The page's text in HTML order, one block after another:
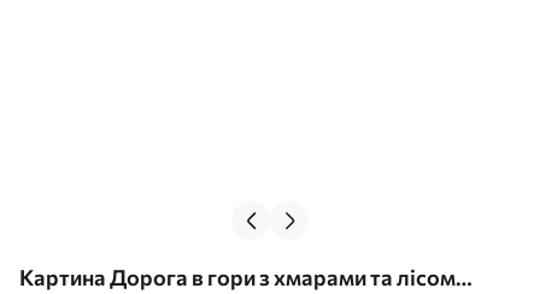
Картина Дорога в гори з хмарами та лісом